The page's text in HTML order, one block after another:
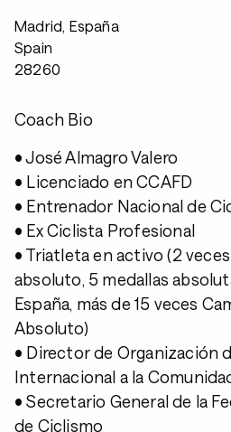
Madrid, España
Spain
28260
Coach Bio
• José Almagro Valero
• Licenciado en CCAFD
• Entrenador Nacional de
• Ex Ciclista Profesional
• Triatleta en activo (2
absoluto, 5 medallas
España, más de 15 veces
Absoluto)
• Director de Organización
Internacional a la
• Secretario General de la
de Ciclismo